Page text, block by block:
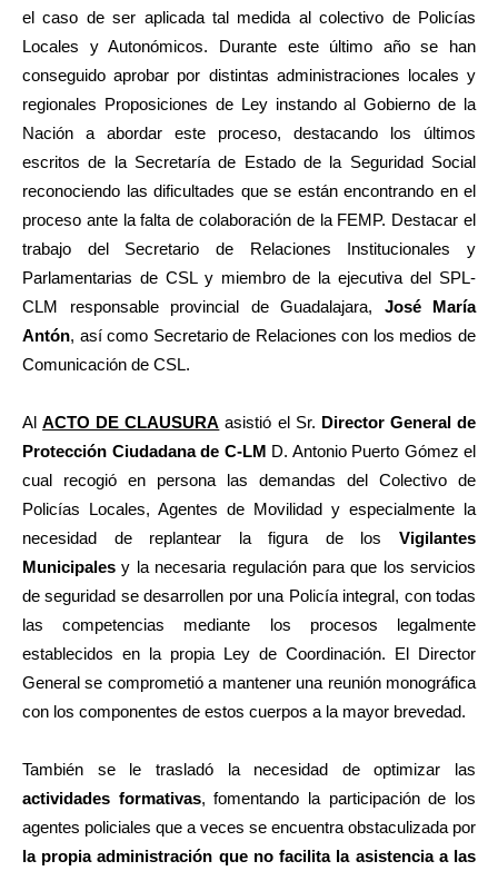
el caso de ser aplicada tal medida al colectivo de Policías
Locales y Autonómicos. Durante este último año se han
conseguido aprobar por distintas administraciones locales y
regionales Proposiciones de Ley instando al Gobierno de la
Nación a abordar este proceso, destacando los últimos
escritos de la Secretaría de Estado de la Seguridad Social
reconociendo las dificultades que se están encontrando en el
proceso ante la falta de colaboración de la FEMP. Destacar el
trabajo del Secretario de Relaciones Institucionales y
Parlamentarias de CSL y miembro de la ejecutiva del SPL-
CLM responsable provincial de Guadalajara, José María
Antón, así como Secretario de Relaciones con los medios de
Comunicación de CSL.
AlACTO DE CLAUSURA asistió el Sr. Director General de
Protección Ciudadana de C-LM D. Antonio Puerto Gómez el
cual recogió en persona las demandas del Colectivo de
Policías Locales, Agentes de Movilidad y especialmente la
necesidad de replantear la figura de los Vigilantes
Municipales y la necesaria regulación para que los servicios
de seguridad se desarrollen por una Policía integral, con todas
las competencias mediante los procesos legalmente
establecidos en la propia Ley de Coordinación. El Director
General se comprometió a mantener una reunión monográfica
con los componentes de estos cuerpos a la mayor brevedad.
También se le trasladó la necesidad de optimizar las
actividades formativas, fomentando la participación de los
agentes policiales que a veces se encuentra obstaculizada por
la propia administración que no facilita la asistencia a las